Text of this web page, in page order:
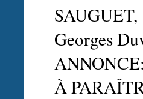
Georges
À